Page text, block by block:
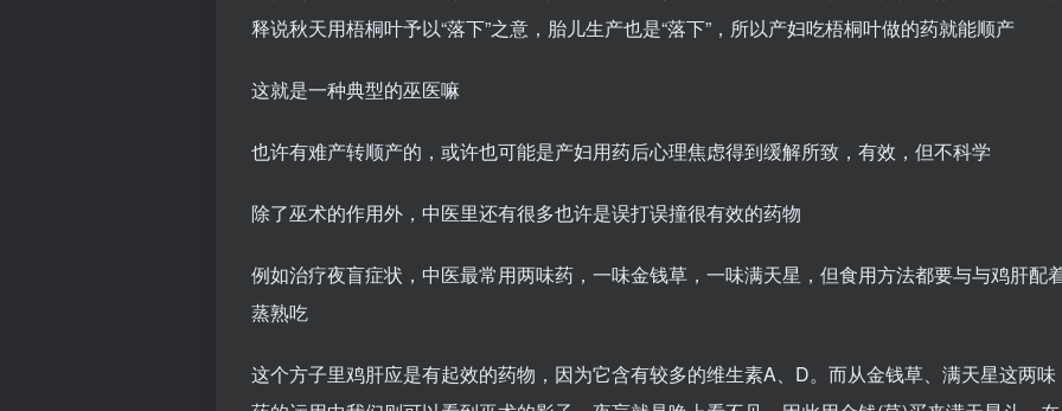
释说秋天用梧桐叶予以“落下”之意，胎儿生产也是“落下”，所以产妇吃梧桐叶做的药就能顺产
这就是一种典型的巫医嘛
也许有难产转顺产的，或许也可能是产妇用药后心理焦虑得到缓解所致，有效，但不科学
除了巫术的作用外，中医里还有很多也许是误打误撞很有效的药物
例如治疗夜盲症状，中医最常用两味药，一味金钱草，一味满天星，但食用方法都要与与鸡肝配
蒸熟吃
这个方子里鸡肝应是有起效的药物，因为它含有较多的维生素A、D。而从金钱草、满天星这两味